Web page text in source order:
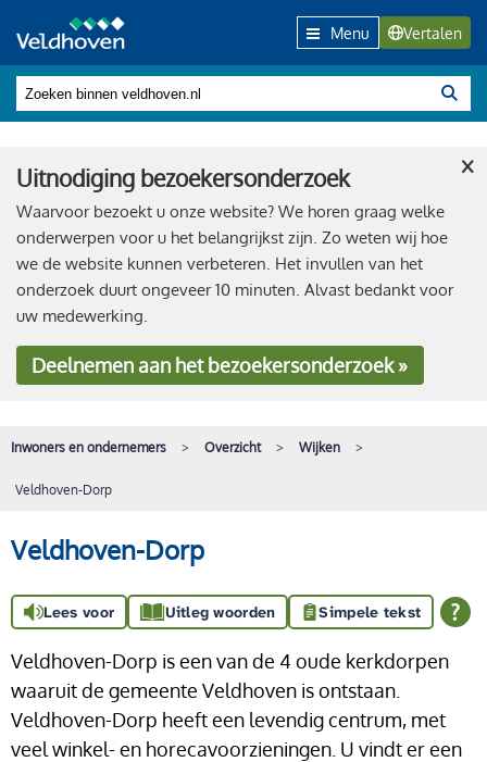
Menu Vertalen
Uitnodiging bezoekersonderzoek
Waarvoor bezoekt u onze website? We horen graag welke
onderwerpen voor u het belangrijkst zijn. Zo weten wij hoe
we de website kunnen verbeteren. Het invullen van het
onderzoek duurt ongeveer 10 minuten. Alvast bedankt voor
uw medewerking.
Deelnemenaan het bezoekersonderzoek »
×
Inwoners en ondernemers Overzicht Wijken
Veldhoven-Dorp
Veldhoven-Dorp
Lees voor Uitleg woorden Simpele tekst
Veldhoven-Dorp is een van de 4 oude kerkdorpen
waaruit de gemeente Veldhoven is ontstaan.
Veldhoven-Dorp heeft een levendig centrum, met
veel winkel- en horecavoorzieningen. U vindt er een